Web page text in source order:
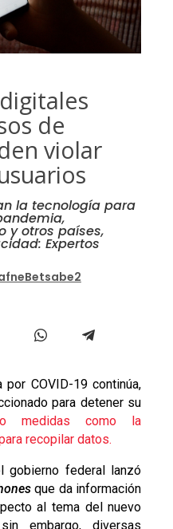
de
violar
la tecnología para
y otros países,
Expertos
COVID-19 continúa,
para detener su
medidas como la
recopilar datos.
gobierno federal lanzó
que da información
al tema del nuevo
embargo, diversas